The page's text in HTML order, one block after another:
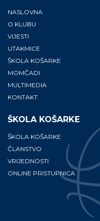
NASLOVNA
O KLUBU
VIJESTI
UTAKMICE
ŠKOLA KOŠARKE
MOMČADI
MULTIMEDIA
KONTAKT
ŠKOLA KOŠARKE
ŠKOLA KOŠARKE
ČLANSTVO
VRIJEDNOSTI
ONLINE PRISTUPNICA